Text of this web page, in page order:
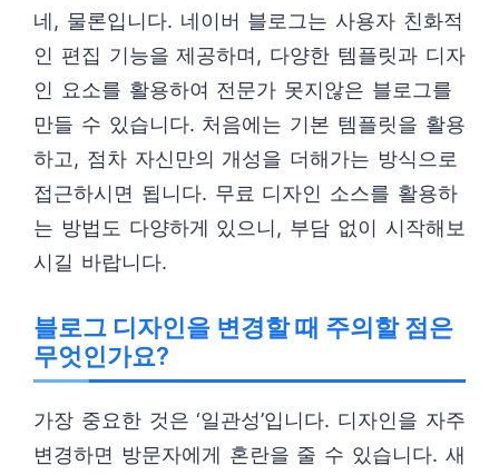
네, 물론입니다. 네이버 블로그는 사용자 친화적
인 편집 기능을 제공하며, 다양한 템플릿과 디자
인 요소를 활용하여 전문가 못지않은 블로그를
만들 수 있습니다. 처음에는 기본 템플릿을 활용
하고, 점차 자신만의 개성을 더해가는 방식으로
접근하시면 됩니다. 무료 디자인 소스를 활용하
는 방법도 다양하게 있으니, 부담 없이 시작해보
시길 바랍니다.
블로그 디자인을 변경할 때 주의할 점은
무엇인가요?
가장 중요한 것은 ‘일관성’입니다. 디자인을 자주
변경하면 방문자에게 혼란을 줄 수 있습니다. 새